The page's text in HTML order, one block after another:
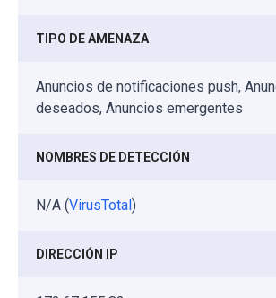
TIPO DE AMENAZA
Anuncios de notificaciones push,
deseados, Anuncios emergentes
NOMBRES DE DETECCIÓN
N/A (VirusTotal )
DIRECCIÓN IP